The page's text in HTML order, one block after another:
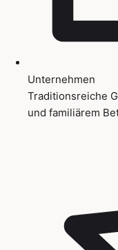
Unternehmen
Traditionsreiche
und familiärem